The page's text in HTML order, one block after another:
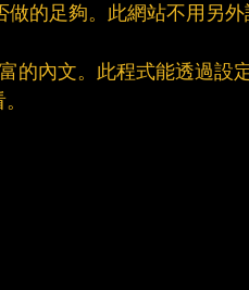
的足夠。此網站不用另
的內文。此程式能透過設